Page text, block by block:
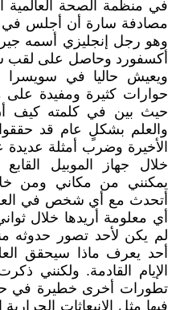
في منظمة الصحة العالمية
مصادفة سارة أن أجلس في
وهو رجل إنجليزي أسمه
أكسفورد وحاصل على لقب
ويعيش حاليا في
حوارات كثيرة ومفيدة على
حيث بين في كلمته كيف أن
والعلم بشكلٍ عام قد
الأخيرة وضرب أمثلة عديدة
خلال جهاز الموبيل
يمكنني من مكاني ومن
أتحدث مع أي شخص في
أي معلومة أريدها خلال
لم يكن لأحد تصور حدوثه
أحد يعرف ماذا سيحقق
الإيام القادمة. ولكنني
تطورات أخرى خطيرة في
فيها مثل الانبعاثات